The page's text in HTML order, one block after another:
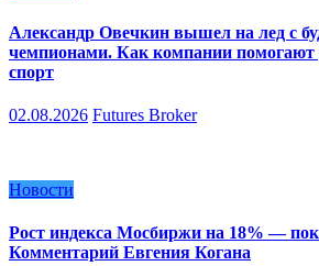
Александр Овечкин вышел на лед с
чемпионами. Как компании помогают
спорт
02.08.2026 Futures Broker
Новости
Рост индекса Мосбиржи на 18% —
Комментарий Евгения Когана